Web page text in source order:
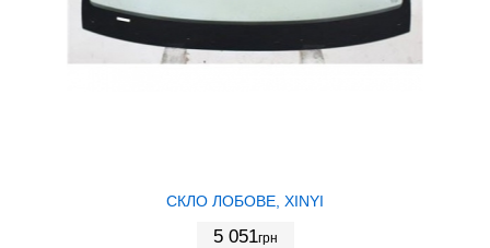
СКЛО ЛОБОВЕ, XINYI
5 051грн